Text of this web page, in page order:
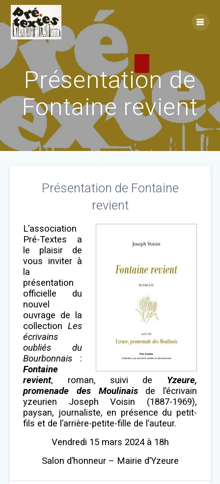
to
content
Présentation de
Fontaine revient
Présentation de Fontaine
revient
L’association
Pré-Textes a
le plaisir de
vous inviter à
la
présentation
officielle du
nouvel
ouvrage de la
collection Les
écrivains
oubliés du
Bourbonnais :
Fontaine
revient, roman, suivi de Yzeure,
promenade des Moulinais
de l’écrivain
yzeurien Joseph Voisin (1887-1969),
paysan, journaliste, en présence du petit-
fils et de l’arrière-petite-fille de l’auteur.
Vendredi 15 mars 2024 à 18h
Salon d’honneur – Mairie d’Yzeure